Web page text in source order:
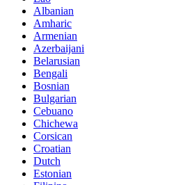
Albanian
Amharic
Armenian
Azerbaijani
Belarusian
Bengali
Bosnian
Bulgarian
Cebuano
Chichewa
Corsican
Croatian
Dutch
Estonian